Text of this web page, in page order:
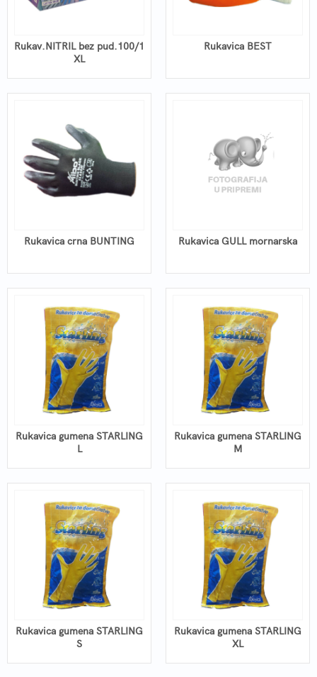
Rukav.NITRIL bez pud.100/1
XL
Rukavica BEST
Rukavica crna BUNTING Rukavica GULL mornarska
Rukavica gumena STARLING
L
Rukavica gumena STARLING
M
Rukavica gumena STARLING
S
Rukavica gumena STARLING
XL